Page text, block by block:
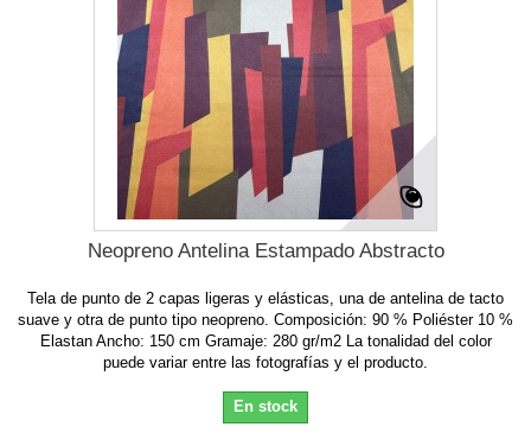
Neopreno Antelina Estampado Abstracto
Tela de punto de 2 capas ligeras y elásticas, una de antelina de tacto
suave y otra de punto tipo neopreno. Composición: 90 % Poliéster 10 %
Elastan Ancho: 150 cm Gramaje: 280 gr/m2 La tonalidad del color
puede variar entre las fotografías y el producto.
En stock